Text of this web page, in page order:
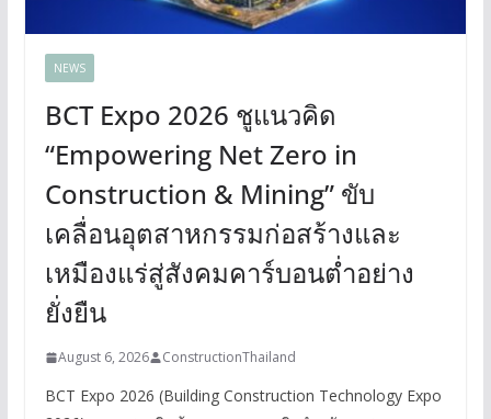
NEWS
BCT Expo 2026 ชูแนวคิด
“Empowering Net Zero in
Construction & Mining” ขับ
เคลื่อนอุตสาหกรรมก่อสร้างและ
เหมืองแร่สู่สังคมคาร์บอนต่ำอย่าง
ยั่งยืน
August 6, 2026 ConstructionThailand
BCT Expo 2026 (Building Construction Technology Expo